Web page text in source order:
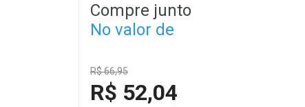
Compre junto
No valor de
R$ 66,95
R$ 52,04